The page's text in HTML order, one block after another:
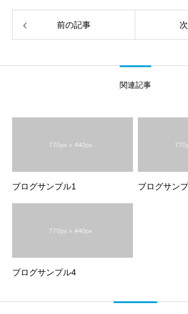
前の記事
関連記事
ブログサンプル1 ブログサン
ブログサンプル4